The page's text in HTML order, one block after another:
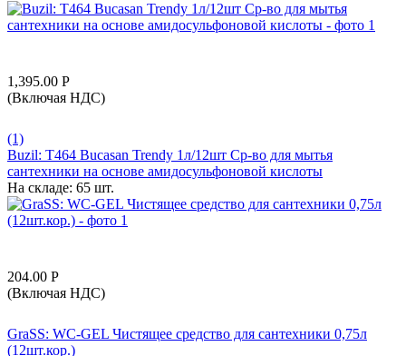
1,395.00 Р
(Включая НДС)
(1)
Buzil: T464 Bucasan Trendy 1л/12шт Ср-во для мытья
сантехники на основе амидосульфоновой кислоты
На складе: 65 шт.
204.00 Р
(Включая НДС)
GraSS: WC-GEL Чистящее средство для сантехники 0,75л
(12шт.кор.)